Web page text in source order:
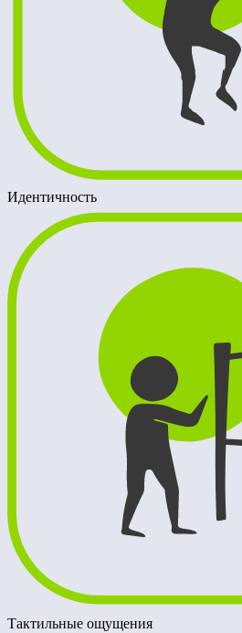
Идентичность
Тактильные ощущения